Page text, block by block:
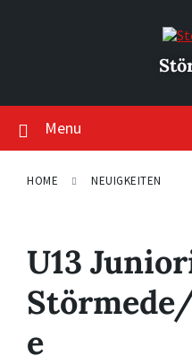
Menu
HOME NEUIGKEITEN
U13
e